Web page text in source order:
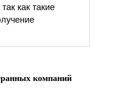
как такие
компаний